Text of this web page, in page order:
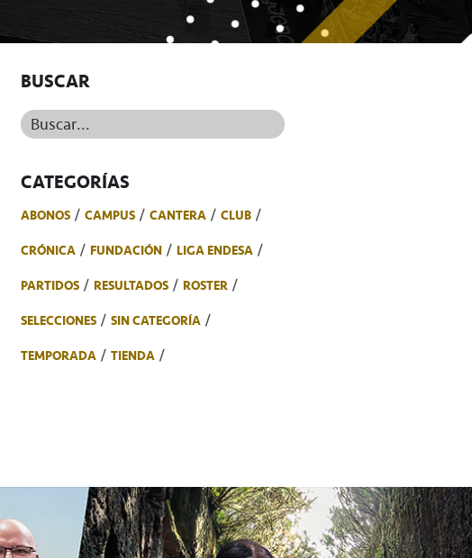
BUSCAR
Buscar...
CATEGORÍAS
ABONOS CAMPUS CANTERA
CLUB
CRÓNICA
FUNDACIÓN
LIGA ENDESA
PARTIDOS
RESULTADOS
ROSTER
SELECCIONES
SIN CATEGORÍA
TEMPORADA
TIENDA